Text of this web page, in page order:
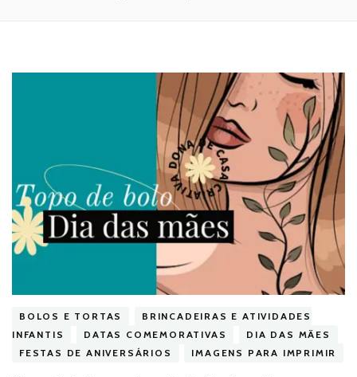
BOLOS E TORTAS
BRINCADEIRAS E ATIVIDADES
INFANTIS
DATAS COMEMORATIVAS
DIA DAS MÃES
FESTAS DE ANIVERSÁRIOS
IMAGENS PARA IMPRIMIR